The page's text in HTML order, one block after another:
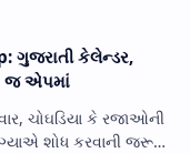
ગુજરાતી કેલેન્ડર,
જ એપમાં
ચોઘડિયા કે રજાઓની
શોધ કરવાની જરૂર